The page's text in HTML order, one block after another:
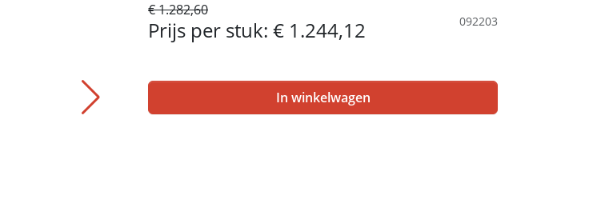
€ 1.282,60
Prijs per stuk: € 1.244,12 092203
In winkelwagen